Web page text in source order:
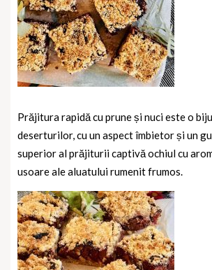
Prăjitura rapidă cu prune și nuci este o
deserturilor, cu un aspect îmbietor și un
superior al prăjiturii captivă ochiul cu
usoare ale aluatului rumenit frumos.